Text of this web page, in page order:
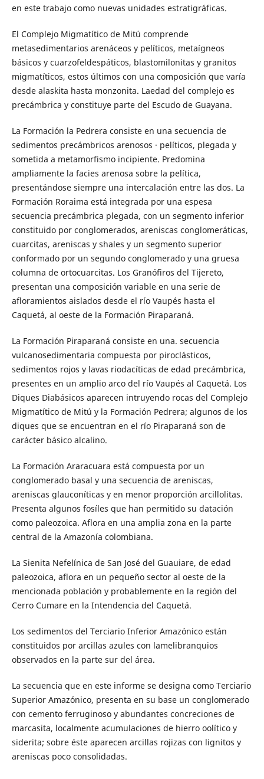
en este trabajo como nuevas unidades estratigráficas.
El Complejo Migmatítico de Mitú comprende
metasedimentarios arenáceos y pelíticos, metaígneos
básicos y cuarzofeldespáticos, blastomilonitas y granitos
migmatíticos, estos últimos con una composición que varía
desde alaskita hasta monzonita. Laedad del complejo es
precámbrica y constituye parte del Escudo de Guayana.
La Formación la Pedrera consiste en una secuencia de
sedimentos precámbricos arenosos · pelíticos, plegada y
sometida a metamorfismo incipiente. Predomina
ampliamente la facies arenosa sobre la pelítica,
presentándose siempre una intercalación entre las dos. La
Formación Roraima está integrada por una espesa
secuencia precámbrica plegada, con un segmento inferior
constituido por conglomerados, areniscas conglomeráticas,
cuarcitas, areniscas y shales y un segmento superior
conformado por un segundo conglomerado y una gruesa
columna de ortocuarcitas. Los Granófiros del Tijereto,
presentan una composición variable en una serie de
afloramientos aislados desde el río Vaupés hasta el
Caquetá, al oeste de la Formación Piraparaná.
La Formación Piraparaná consiste en una. secuencia
vulcanosedimentaria compuesta por piroclásticos,
sedimentos rojos y lavas riodacíticas de edad precámbrica,
presentes en un amplio arco del río Vaupés al Caquetá. Los
Diques Diabásicos aparecen intruyendo rocas del Complejo
Migmatítico de Mitú y la Formación Pedrera; algunos de los
diques que se encuentran en el río Piraparaná son de
carácter básico alcalino.
La Formación Araracuara está compuesta por un
conglomerado basal y una secuencia de areniscas,
areniscas glauconíticas y en menor proporción arcillolitas.
Presenta algunos fosíles que han permitido su datación
como paleozoica. Aflora en una amplia zona en la parte
central de la Amazonía colombiana.
La Sienita Nefelínica de San José del Guauiare, de edad
paleozoica, aflora en un pequeño sector al oeste de la
mencionada población y probablemente en la región del
Cerro Cumare en la Intendencia del Caquetá.
Los sedimentos del Terciario Inferior Amazónico están
constituidos por arcillas azules con lamelibranquios
observados en la parte sur del área.
La secuencia que en este informe se designa como Terciario
Superior Amazónico, presenta en su base un conglomerado
con cemento ferruginoso y abundantes concreciones de
marcasita, localmente acumulaciones de hierro oolítico y
siderita; sobre éste aparecen arcillas rojizas con lignitos y
areniscas poco consolidadas.